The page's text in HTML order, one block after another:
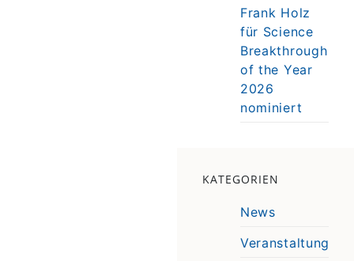
Frank Holz
für Science
Breakthrough
of the Year
2026
nominiert
KATEGORIEN
News
Veranstaltung